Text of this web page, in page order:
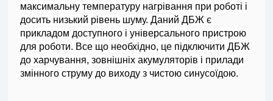
максимальну температуру нагрівання при роботі і
досить низький рівень шуму. Даний ДБЖ є
прикладом доступного і універсального пристрою
для роботи. Все що необхідно, це підключити ДБЖ
до харчування, зовнішніх акумуляторів і прилади
змінного струму до виходу з чистою синусоїдою.